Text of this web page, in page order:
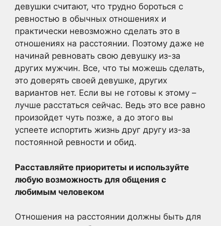
девушки считают, что трудно бороться с
ревностью в обычных отношениях и
практически невозможно сделать это в
отношениях на расстоянии. Поэтому даже не
начинай ревновать свою девушку из-за
других мужчин. Все, что ты можешь сделать,
это доверять своей девушке, других
вариантов нет. Если вы не готовы к этому –
лучше расстаться сейчас. Ведь это все равно
произойдет чуть позже, а до этого вы
успеете испортить жизнь друг другу из-за
постоянной ревности и обид.
Расставляйте приоритеты и используйте
любую возможность для общения с
любимым человеком
Отношения на расстоянии должны быть для